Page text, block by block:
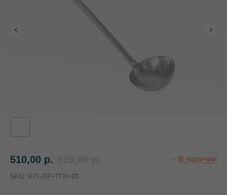
510,00 р.
SKU: КП-ЛР-ТГН-01